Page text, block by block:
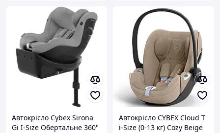
Автокрісло Cybex Sirona
Gi I-Size Обертальне 360°
Автокрісло CYBEX Cloud T
i-Size (0-13 кг) Cozy Beige